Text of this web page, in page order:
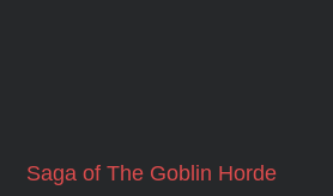
Saga of The Goblin Horde